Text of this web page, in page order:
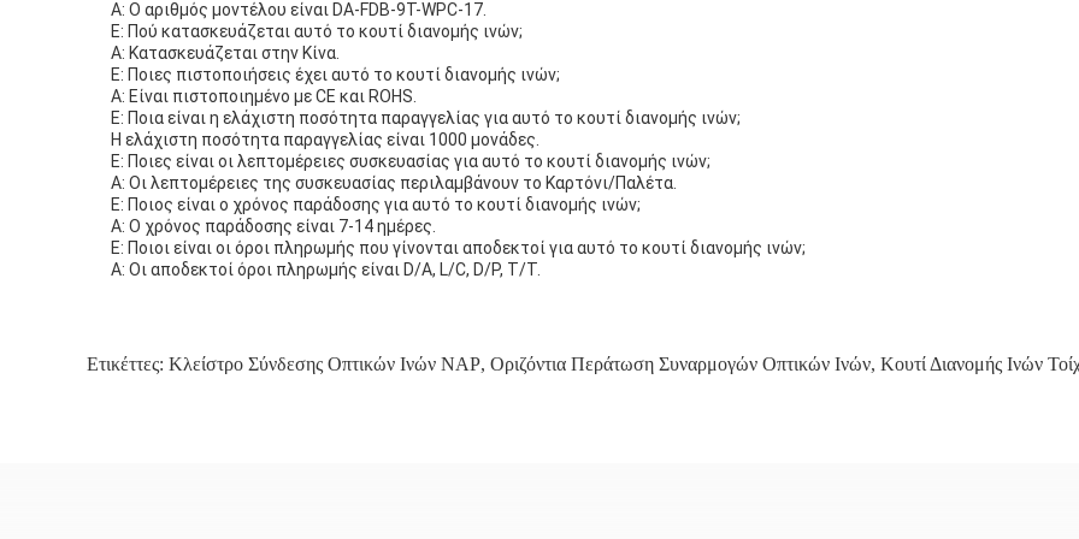
Α: Ο αριθμός μοντέλου είναι DA-FDB-9T-WPC-17.
Ε: Πού κατασκευάζεται αυτό το κουτί διανομής ινών;
Α: Κατασκευάζεται στην Κίνα.
Ε: Ποιες πιστοποιήσεις έχει αυτό το κουτί διανομής ινών;
Α: Είναι πιστοποιημένο με CE και ROHS.
Ε: Ποια είναι η ελάχιστη ποσότητα παραγγελίας για αυτό το κουτί διανομής ινών;
Η ελάχιστη ποσότητα παραγγελίας είναι 1000 μονάδες.
Ε: Ποιες είναι οι λεπτομέρειες συσκευασίας για αυτό το κουτί διανομής ινών;
Α: Οι λεπτομέρειες της συσκευασίας περιλαμβάνουν το Καρτόνι/Παλέτα.
Ε: Ποιος είναι ο χρόνος παράδοσης για αυτό το κουτί διανομής ινών;
Α: Ο χρόνος παράδοσης είναι 7-14 ημέρες.
Ε: Ποιοι είναι οι όροι πληρωμής που γίνονται αποδεκτοί για αυτό το κουτί διανομής ινών;
Α: Οι αποδεκτοί όροι πληρωμής είναι D/A, L/C, D/P, T/T.
Ετικέττες: Κλείστρο Σύνδεσης Οπτικών Ινών NAP, Οριζόντια Περάτωση Συναρμογών Οπτικών Ινών, Κουτί Διανομής Ινών